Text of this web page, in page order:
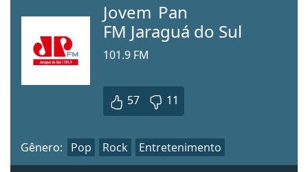
Jovem Pan
FM Jaraguá do Sul
101.9 FM
57 11
Gênero: Pop Rock Entretenimento